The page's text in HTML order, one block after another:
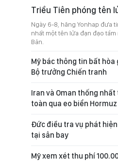
Triều Tiên phóng tên
Ngày 6-8, hãng Yonhap đưa
nhất một tên lửa đạn đạo
Bản.
Mỹ bác thông tin bất hòa
Bộ trưởng Chiến tranh
Iran và Oman thống
toàn qua eo biển Hormuz
Đức điều tra vụ phát hiện
tại sân bay
Mỹ xem xét thu phí